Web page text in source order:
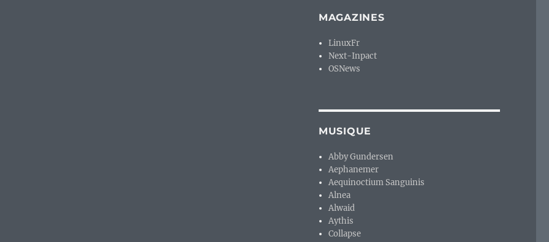
MAGAZINES
LinuxFr
Next-Inpact
OSNews
MUSIQUE
Abby Gundersen
Aephanemer
Aequinoctium Sanguinis
Alnea
Alwaid
Aythis
Collapse